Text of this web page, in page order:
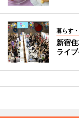
暮らす
新宿
ライ